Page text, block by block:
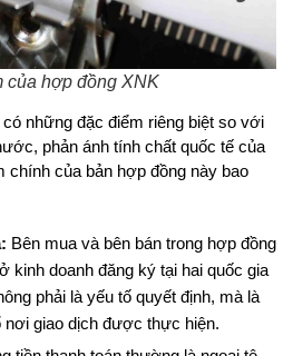
của hợp đồng XNK
những đặc điểm riêng biệt so với
phản ánh tính chất quốc tế của
chính của bản hợp đồng này bao
Bên mua và bên bán trong hợp đồng
kinh doanh đăng ký tại hai quốc gia
phải là yếu tố quyết định, mà là
nơi giao dịch được thực hiện.